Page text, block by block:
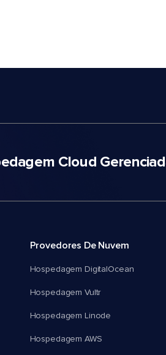
Cloud
Provedores De Nuvem
Hospedagem DigitalOcean
Hospedagem Vultr
Hospedagem Linode
Hospedagem AWS